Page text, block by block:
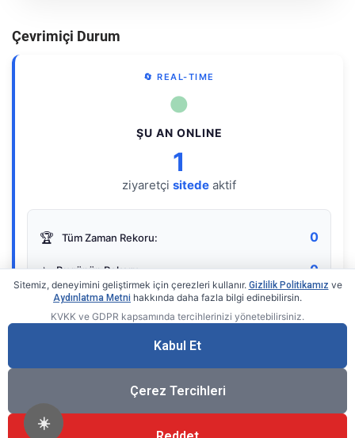
☀️
Çevrimiçi Durum
🔄 REAL-TIME
●
ŞU AN ONLINE
1
ziyaretçi sitede aktif
🏆 Tüm Zaman Rekoru: 0
⭐ Bugünün Rekoru: 0
Gerçek zamanlı sayaç
Sitemiz, deneyimini geliştirmek için çerezleri kullanır. Gizlilik Politikamız ve
Aydınlatma Metni hakkında daha fazla bilgi edinebilirsin.
KVKK ve GDPR kapsamında tercihlerinizi yönetebilirsiniz.
Kabul Et
Çerez Tercihleri